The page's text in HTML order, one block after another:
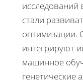
исследований
стали
оптимизации.
интегрируют
машинное
генетические